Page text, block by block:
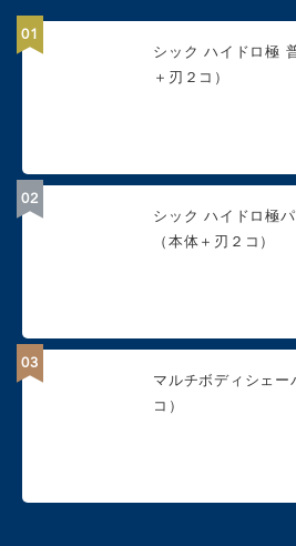
シック ハイドロ極
＋刃２コ）
シック ハイドロ極
（本体＋刃２コ）
マルチボディシェー
コ）